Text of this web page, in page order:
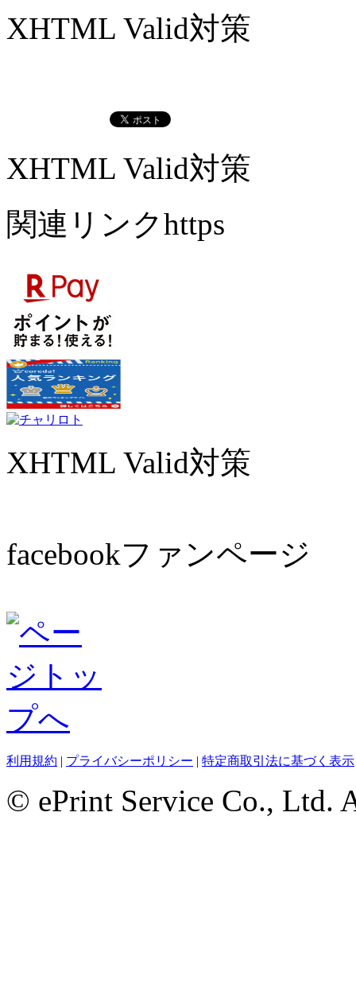
XHTML Valid対策
XHTML Valid対策
関連リンクhttps
XHTML Valid対策
facebookファンページ
利用規約 | プライバシーポリシー | 特定商取引法に基づく表示
© ePrint Service Co., Ltd.